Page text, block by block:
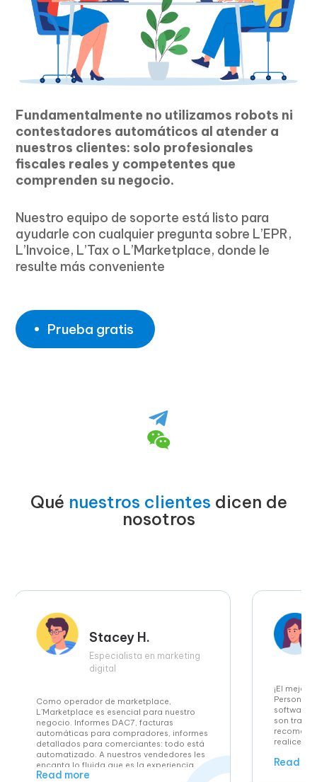
Fundamentalmente no utilizamos robots ni
contestadores automáticos al atender a
nuestros clientes: solo profesionales
fiscales reales y competentes que
comprenden su negocio.
Nuestro equipo de soporte está listo para
ayudarle con cualquier pregunta sobre L’EPR,
L’Invoice, L’Tax o L’Marketplace, donde le
resulte más conveniente
Prueba gratis
Qué nuestros clientes dicen de
nosotros
Stacey H.
Especialista en marketing
digital
Como operador de marketplace,
L’Marketplace es esencial para nuestro
negocio. Informes DAC7, facturas
automáticas para compradores, informes
detallados para comerciantes: todo está
automatizado. A nuestros vendedores les
encanta lo fluida que es la experiencia.
Read more
¡El mejor
Personal
software
son
realice
Read